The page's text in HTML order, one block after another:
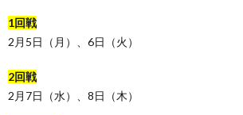
1回戦
2月5日（月）、6日（火）
2回戦
2月7日（水）、8日（木）